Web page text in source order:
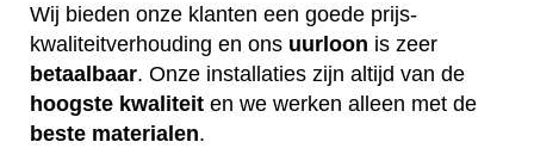
Wij bieden onze klanten een goede prijs-
kwaliteitverhouding en ons uurloon is zeer
betaalbaar. Onze installaties zijn altijd van de
hoogste kwaliteit en we werken alleen met de
beste materialen.